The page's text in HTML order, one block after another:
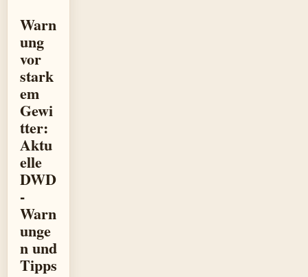
Warn
ung
vor
stark
em
Gewi
tter:
Aktu
elle
DWD
-
Warn
unge
n und
Tipps